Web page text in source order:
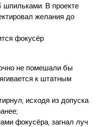
В проекте
желания до
фокусёр
не помешали бы
к штатным
исходя из допуска
фокусёра, загнал луч